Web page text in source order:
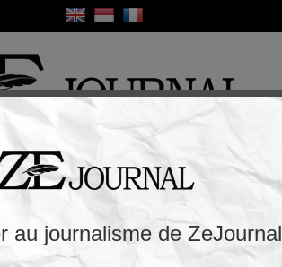
Sport France / Europe
de prison pour ceux qui
chez les mineurs
au journalisme de ZeJournal